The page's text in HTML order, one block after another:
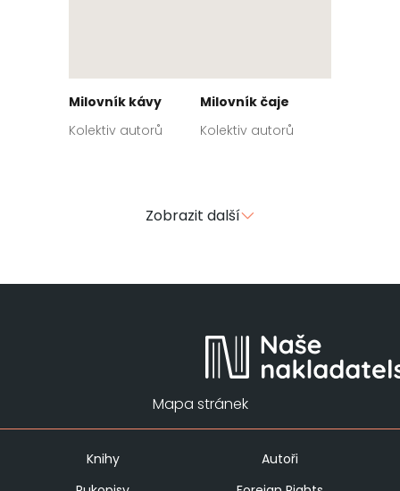
Milovník kávy
Kolektiv autorů
Milovník čaje
Kolektiv autorů
Zobrazit další
Mapa stránek
Knihy
Autoři